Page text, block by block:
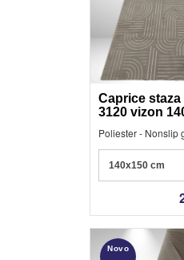
Caprice
3120 vizon
Poliester - Nonslip
140x150 cm
Novo